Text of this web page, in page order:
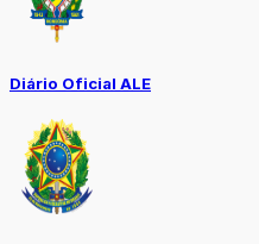
Diário Oficial ALE